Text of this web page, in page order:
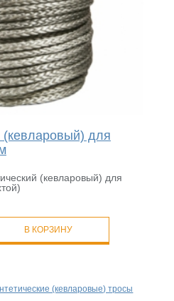
(кевларовый) для
(кевларовый) для
В КОРЗИНУ
(кевларовые) тросы